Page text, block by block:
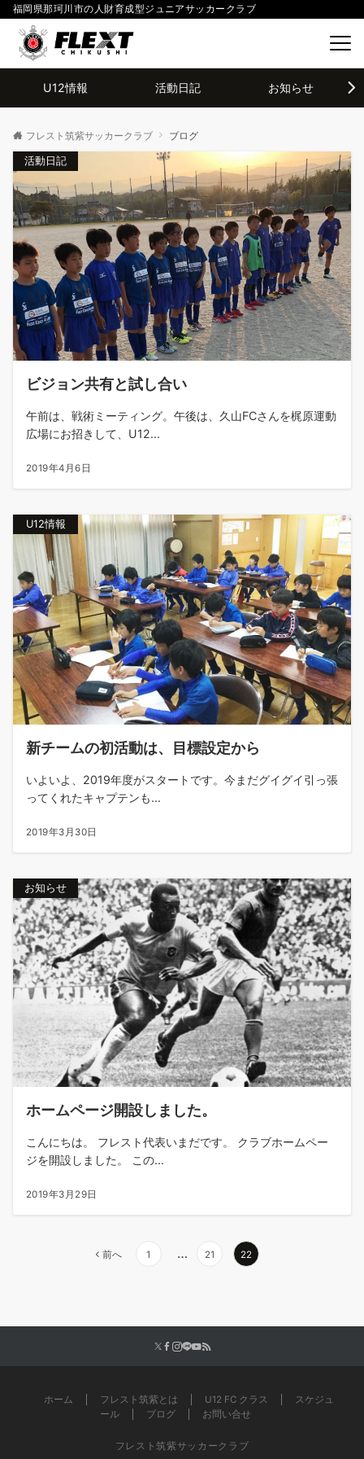
福岡県那珂川市の人財育成型ジュニアサッカークラブ
U12情報 活動日記 お知らせ
フレスト筑紫サッカークラブ ブログ
活動日記
ビジョン共有と試し合い
午前は、戦術ミーティング。午後は、久山FCさんを梶原運動
広場にお招きして、U12...
2019年4月6日
U12情報
新チームの初活動は、目標設定から
いよいよ、2019年度がスタートです。今まだグイグイ引っ張
ってくれたキャプテンも...
2019年3月30日
お知らせ
ホームページ開設しました。
こんにちは。 フレスト代表いまだです。 クラブホームペー
ジを開設しました。 この...
2019年3月29日
ー
前へ 1 … 21 22
ホーム フレスト筑紫とは U12 FC クラス
スケジュ
ール
ブログ お問い合せ
フレスト筑紫サッカークラブ